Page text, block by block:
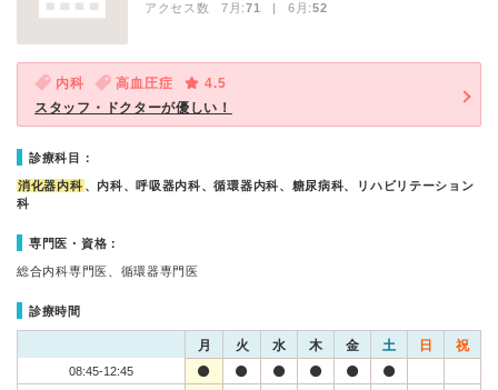
アクセス数 7月:71 | 6月:52
内科 高血圧症
4.5
スタッフ・ドクターが優しい！
診療科目：
消化器内科 、内科、呼吸器内科、循環器内科、糖尿病科、リハビリテーション
科
専門医・資格：
総合内科専門医、循環器専門医
診療時間
月 火 水 木 金 土 日 祝
08:45-12:45